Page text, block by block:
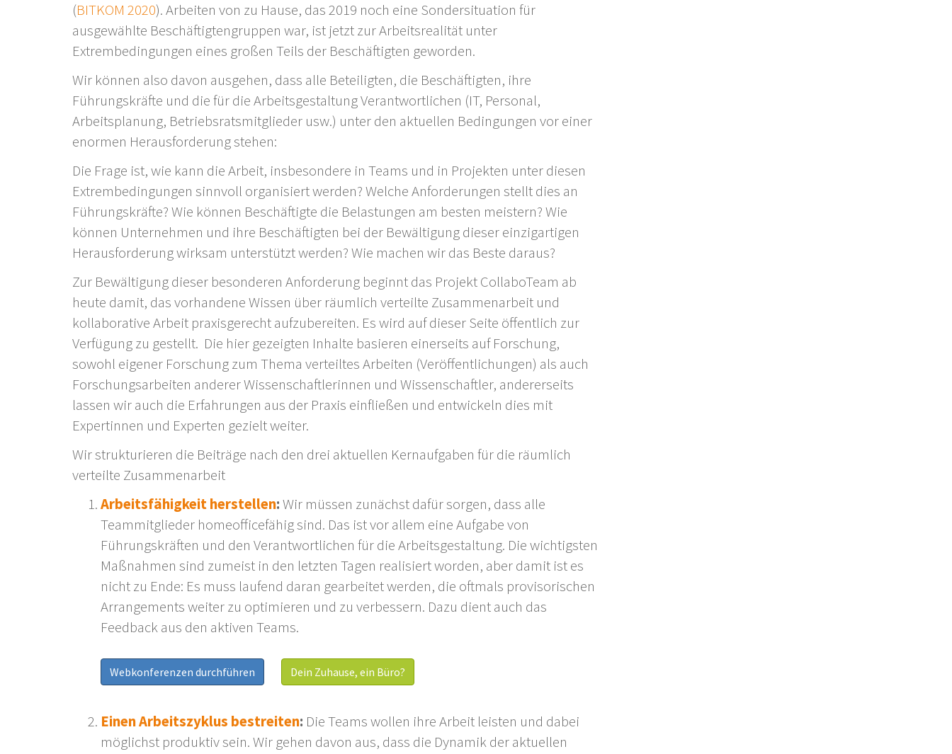
(BITKOM 2020). Arbeiten von zu Hause, das 2019 noch eine Sondersituation für
ausgewählte Beschäftigtengruppen war, ist jetzt zur Arbeitsrealität unter
Extrembedingungen eines großen Teils der Beschäftigten geworden.
Wir können also davon ausgehen, dass alle Beteiligten, die Beschäftigten, ihre
Führungskräfte und die für die Arbeitsgestaltung Verantwortlichen (IT, Personal,
Arbeitsplanung, Betriebsratsmitglieder usw.) unter den aktuellen Bedingungen vor einer
enormen Herausforderung stehen:
Die Frage ist, wie kann die Arbeit, insbesondere in Teams und in Projekten unter diesen
Extrembedingungen sinnvoll organisiert werden? Welche Anforderungen stellt dies an
Führungskräfte? Wie können Beschäftigte die Belastungen am besten meistern? Wie
können Unternehmen und ihre Beschäftigten bei der Bewältigung dieser einzigartigen
Herausforderung wirksam unterstützt werden? Wie machen wir das Beste daraus?
Zur Bewältigung dieser besonderen Anforderung beginnt das Projekt CollaboTeam ab
heute damit, das vorhandene Wissen über räumlich verteilte Zusammenarbeit und
kollaborative Arbeit praxisgerecht aufzubereiten. Es wird auf dieser Seite öffentlich zur
Verfügung zu gestellt. Die hier gezeigten Inhalte basieren einerseits auf Forschung,
sowohl eigener Forschung zum Thema verteiltes Arbeiten (Veröffentlichungen) als auch
Forschungsarbeiten anderer Wissenschaftlerinnen und Wissenschaftler, andererseits
lassen wir auch die Erfahrungen aus der Praxis einfließen und entwickeln dies mit
Expertinnen und Experten gezielt weiter.
Wir strukturieren die Beiträge nach den drei aktuellen Kernaufgaben für die räumlich
verteilte Zusammenarbeit
Arbeitsfähigkeit herstellen:Wir müssen zunächst dafür sorgen, dass alle
Teammitglieder homeofficefähig sind. Das ist vor allem eine Aufgabe von
Führungskräften und den Verantwortlichen für die Arbeitsgestaltung. Die wichtigsten
Maßnahmen sind zumeist in den letzten Tagen realisiert worden, aber damit ist es
nicht zu Ende: Es muss laufend daran gearbeitet werden, die oftmals provisorischen
Arrangements weiter zu optimieren und zu verbessern. Dazu dient auch das
Feedback aus den aktiven Teams.
Webkonferenzen durchführen Dein Zuhause, ein Büro?
Einen Arbeitszyklus bestreiten: Die Teams wollen ihre Arbeit leisten und dabei
möglichst produktiv sein. Wir gehen davon aus, dass die Dynamik der aktuellen